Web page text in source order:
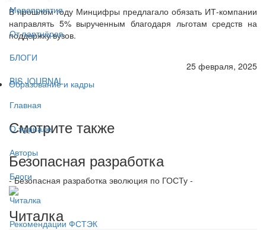
Мероприятия
От партнёров
БЛОГИ
BIS JOURNAL
Главная
О журнале
Авторы
Блоги
Читалка
Рекомендации ФСТЭК
В прошлом году Минцифры предлагало обязать ИТ-компании
направлять 5% вырученным благодаря льготам средств на
поддержку вузов.
25 февраля, 2025
Образование и кадры
Смотрите также
Безопасная разработка
- Безопасная разработка эволюция по ГОСТу -
Читалка